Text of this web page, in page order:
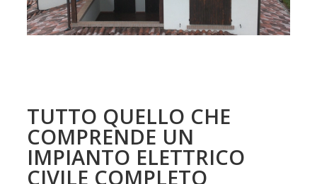
TUTTO QUELLO CHE
COMPRENDE UN
IMPIANTO ELETTRICO
CIVILE COMPLETO